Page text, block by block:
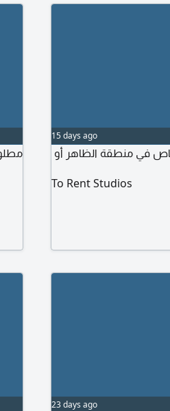
15 days ago
في منطقة الظاهر أو
To Rent Studios
23 days ago